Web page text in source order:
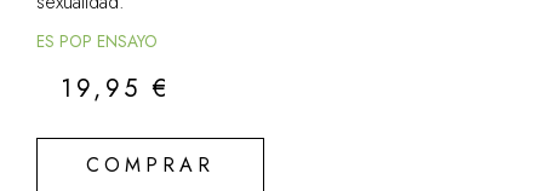
ES POP ENSAYO
19,95€
COMPRAR